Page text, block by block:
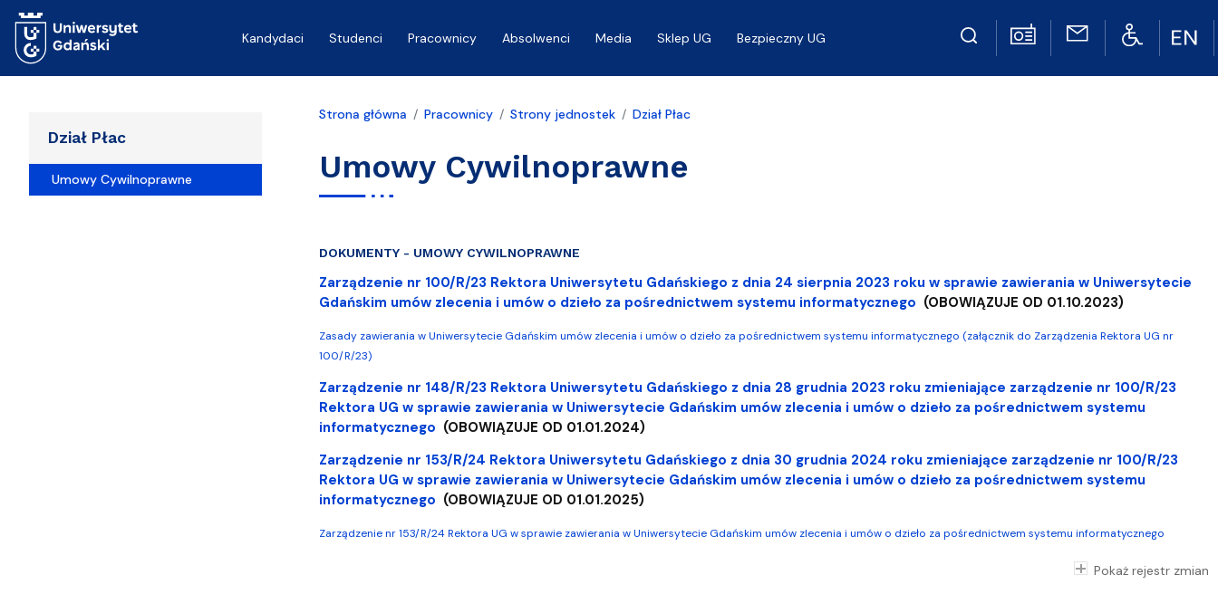
Kandydaci
Studenci Pracownicy Absolwenci Media Sklep UG Bezpieczny UG
Dział Płac
Umowy Cywilnoprawne
Strona główna Pracownicy Strony jednostek Dział Płac
Umowy Cywilnoprawne
DOKUMENTY - UMOWY CYWILNOPRAWNE
Zarządzenie nr 100/R/23 Rektora Uniwersytetu Gdańskiego z dnia 24 sierpnia 2023 roku w sprawie zawierania w Uniwersytecie
Gdańskim umów zlecenia i umów o dzieło za pośrednictwem systemu informatycznego (OBOWIĄZUJE OD 01.10.2023)
Zasady zawierania w Uniwersytecie Gdańskim umów zlecenia i umów o dzieło za pośrednictwem systemu informatycznego (załącznik do Zarządzenia Rektora UG nr
100/R/23)
Zarządzenie nr 148/R/23 Rektora Uniwersytetu Gdańskiego z dnia 28 grudnia 2023 roku zmieniające zarządzenie nr 100/R/23
Rektora UG w sprawie zawierania w Uniwersytecie Gdańskim umów zlecenia i umów o dzieło za pośrednictwem systemu
informatycznego (OBOWIĄZUJE OD 01.01.2024)
Zarządzenie nr 153/R/24 Rektora Uniwersytetu Gdańskiego z dnia 30 grudnia 2024 roku zmieniające zarządzenie nr 100/R/23
Rektora UG w sprawie zawierania w Uniwersytecie Gdańskim umów zlecenia i umów o dzieło za pośrednictwem systemu
informatycznego (OBOWIĄZUJE OD 01.01.2025)
Zarządzenie nr 153/R/24 Rektora UG w sprawie zawierania w Uniwersytecie Gdańskim umów zlecenia i umów o dzieło za pośrednictwem systemu informatycznego
Pokaż rejestr zmian